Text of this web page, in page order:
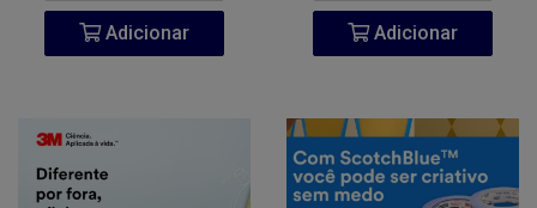
Adicionar Adicionar